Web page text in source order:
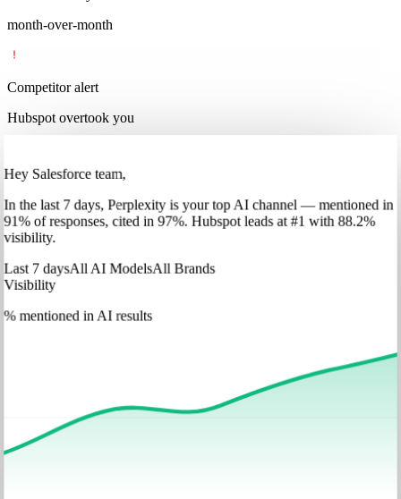
month-over-month
Competitor alert
Hubspot overtook you
Hey Salesforce team,
Inthe last 7 days, Perplexityis your top AI channel — mentioned in
91% of responses, cited in 97%. Hubspotleads at #1 with 88.2%
visibility.
Last 7 daysAll AI ModelsAll Brands
Visibility
% mentioned in AI results